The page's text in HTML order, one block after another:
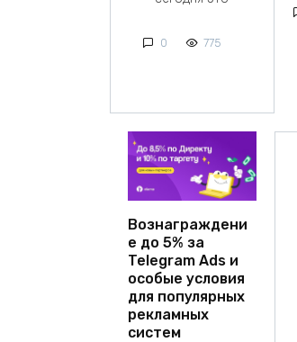
0 775
Вознаграждени
е до 5% за
Telegram Ads и
особые условия
для популярных
рекламных
систем